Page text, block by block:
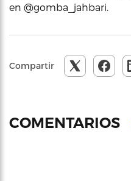
en @gomba_jahbari.
Compartir
COMENTARIOS